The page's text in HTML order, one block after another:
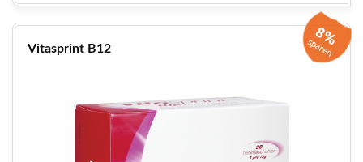
Vitasprint B12 8%
sparen